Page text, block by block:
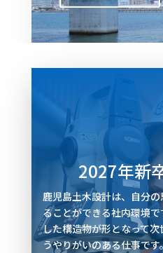
2027年新
鹿児島土木設計は、自分
ることができる社内環境
した構造物が形となって
うやりがいのある仕事で